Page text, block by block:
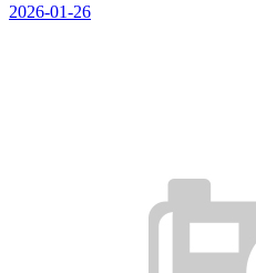
2026-01-26